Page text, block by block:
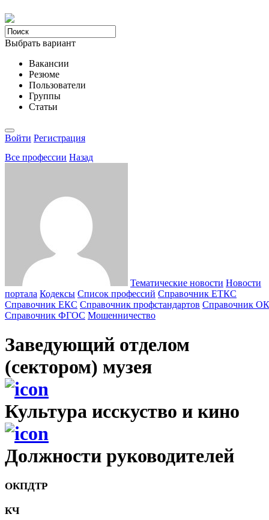
Выбрать вариант
Вакансии
Резюме
Пользователи
Группы
Статьи
Войти Регистрация
Все професcии Назад
Тематические новости Новости
портала Кодексы Cписок профессий Справочник ЕТКС
Справочник ЕКС Справочник профстандартов Справочник
Справочник ФГОС Мошенничество
Заведующий отделом
(сектором) музея
Культура исскуство и кино
Должности руководителей
ОКПДТР
КЧ